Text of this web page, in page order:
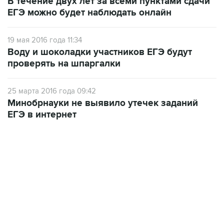
ЕГЭ можно будет наблюдать онлайн
19 мая 2016 года 11:34
Воду и шоколадки участников ЕГЭ будут
проверять на шпаргалки
25 марта 2016 года 09:42
Минобрнауки не выявило утечек заданий
ЕГЭ в интернет